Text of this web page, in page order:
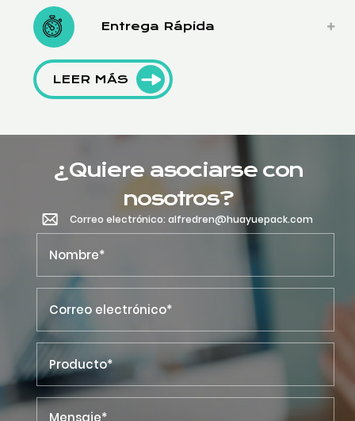
Entrega Rápida
LEER MÁS
¿Quiere asociarse con
nosotros?
Correo electrónico: alfredren@huayuepack.com